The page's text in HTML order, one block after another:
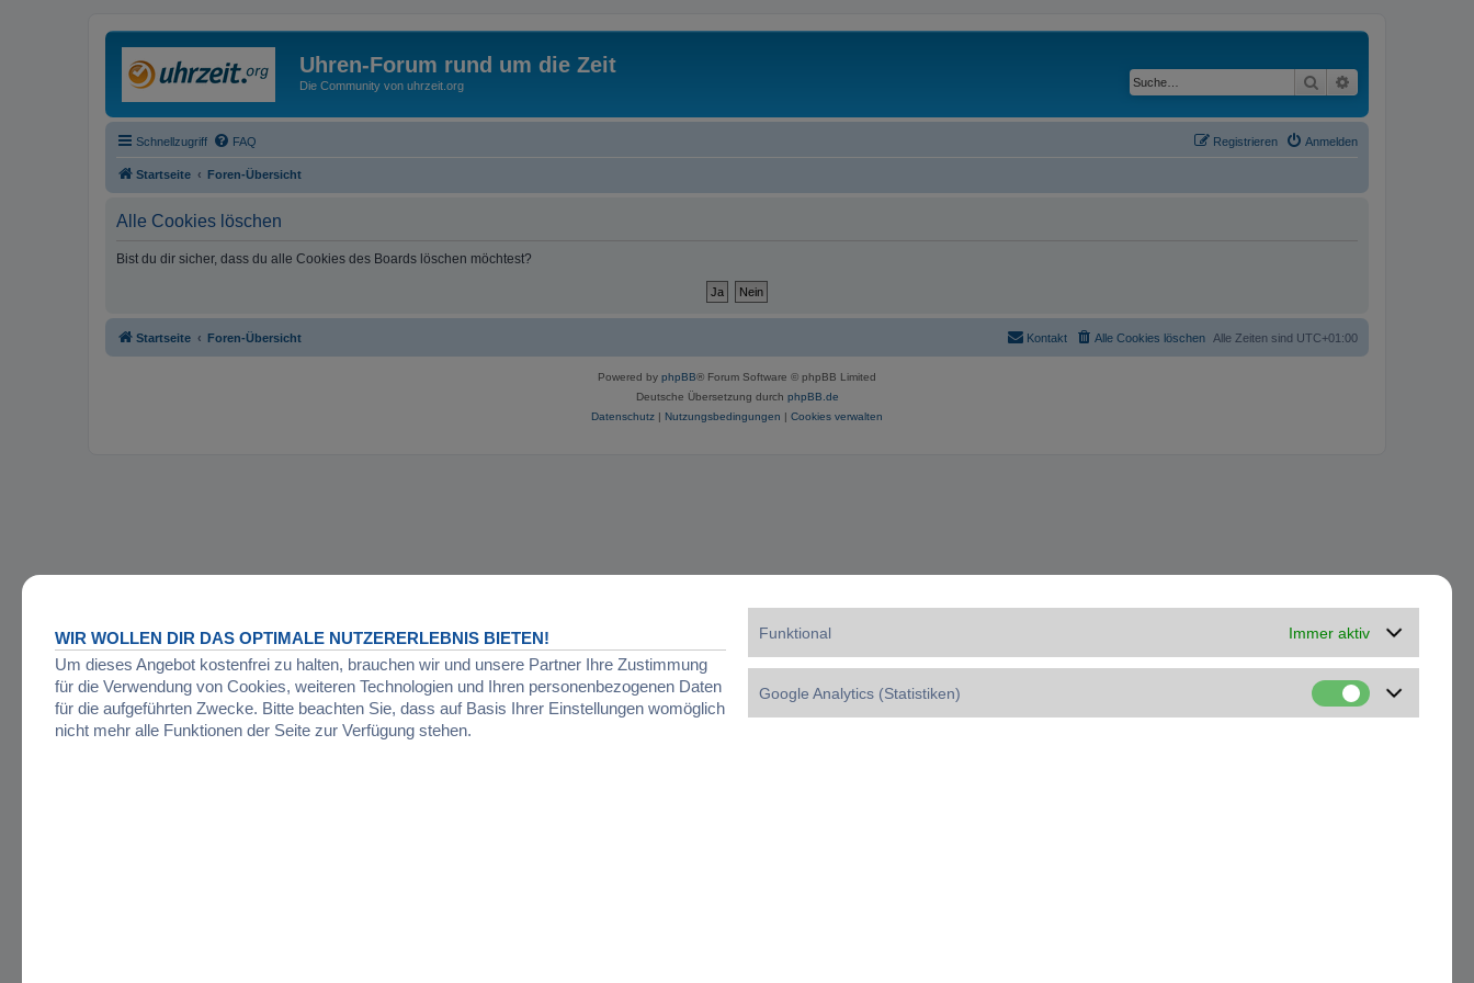
Uhren-Forum rund um die Zeit
Die Community von uhrzeit.org Suche
Schnellzugriff FAQ Anmelden
Registrieren
Startseite Foren-Übersicht
Alle Cookies löschen
Bist du dir sicher, dass du alle Cookies des Boards löschen möchtest?
Startseite Foren-Übersicht Alle Zeiten sind UTC+01:00
Alle Cookies löschen
Kontakt
Powered by phpBB® Forum Software © phpBB Limited
Deutsche Übersetzung durch phpBB.de
Datenschutz | Nutzungsbedingungen | Cookies verwalten
WIR WOLLEN DIR DAS OPTIMALE NUTZERERLEBNIS BIETEN!
Um dieses Angebot kostenfrei zu halten, brauchen wir und unsere Partner Ihre Zustimmung
für die Verwendung von Cookies, weiteren Technologien und Ihren personenbezogenen Daten
für die aufgeführten Zwecke. Bitte beachten Sie, dass auf Basis Ihrer Einstellungen womöglich
nicht mehr alle Funktionen der Seite zur Verfügung stehen.
Funktional Immer aktiv
Google Analytics (Statistiken)